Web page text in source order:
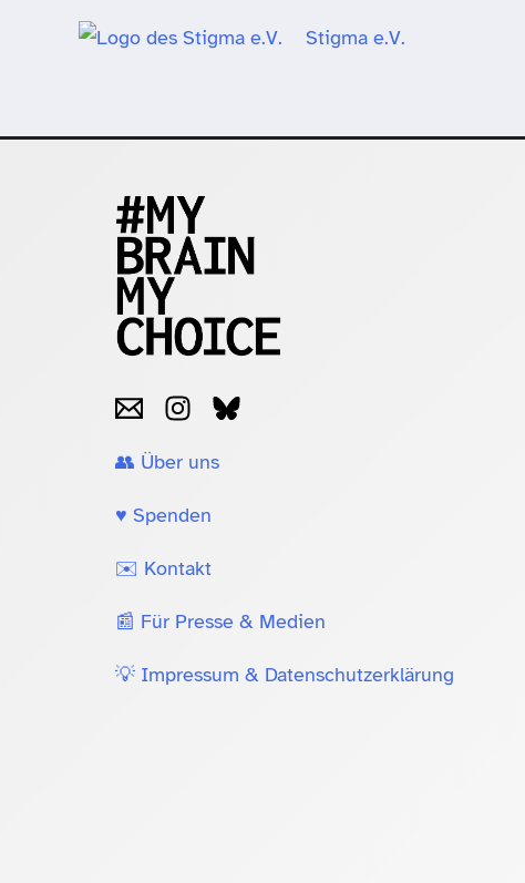
Stigma e.V.
👥 Über uns
♥️ Spenden
✉️ Kontakt
📰 Für Presse & Medien
💡 Impressum & Datenschutzerklärung